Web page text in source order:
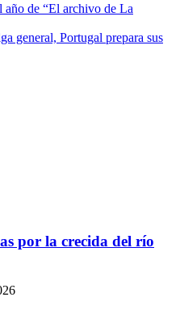
de “El archivo de La
general, Portugal prepara sus
por la crecida del río